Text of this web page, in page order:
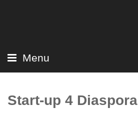
Menu
Start-up 4 Diaspora